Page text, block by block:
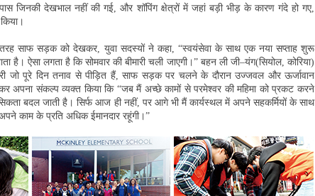
जिनकी देखभाल नहीं की गई, और शॉपिंग क्षेत्रों में जहां बड़ी भीड़ के कारण गंदे हो गए,
साफ सड़क को देखकर, युवा सदस्यों ने कहा, “स्वयंसेवा के साथ एक नया सप्ताह शुरू
है। ऐसा लगता है कि सोमवार की बीमारी चली जाएगी।” बहन ली जी–यंग(सियोल, कोरिया)
जो पूरे दिन तनाव से पीड़ित हैं, साफ सड़क पर चलने के दौरान उज्जवल और ऊर्जावान
संकल्प व्यक्त किया कि “जब मैं अच्छे कामों से परमेश्वर की महिमा को प्रकट करने
बदल जाती है। सिर्फ आज ही नहीं, पर आगे भी मैं कार्यस्थल में अपने सहकर्मियों के साथ
काम के प्रति अधिक ईमानदार रहूंगी।”